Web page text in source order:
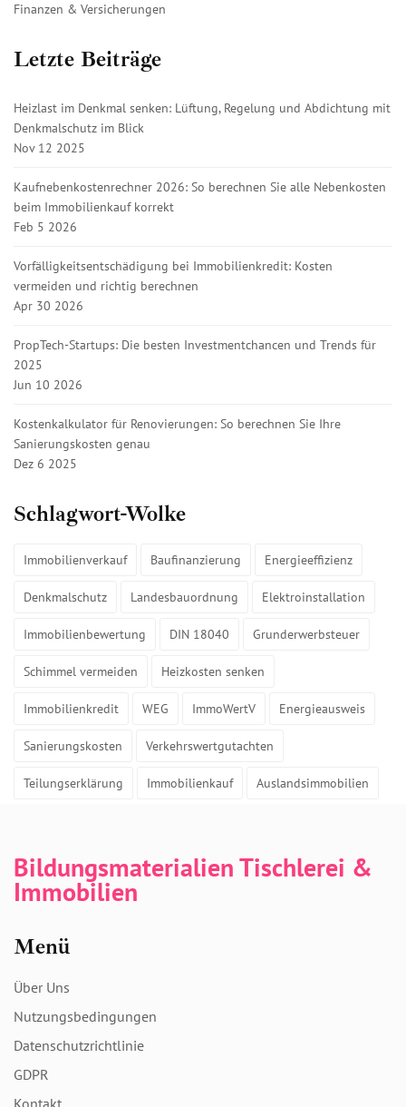
Finanzen & Versicherungen
Letzte Beiträge
Heizlast im Denkmal senken: Lüftung, Regelung und Abdichtung mit
Denkmalschutz im Blick
Nov 12 2025
Kaufnebenkostenrechner 2026: So berechnen Sie alle Nebenkosten
beim Immobilienkauf korrekt
Feb 5 2026
Vorfälligkeitsentschädigung bei Immobilienkredit: Kosten
vermeiden und richtig berechnen
Apr 30 2026
PropTech-Startups: Die besten Investmentchancen und Trends für
2025
Jun 10 2026
Kostenkalkulator für Renovierungen: So berechnen Sie Ihre
Sanierungskosten genau
Dez 6 2025
Schlagwort-Wolke
Immobilienverkauf Baufinanzierung Energieeffizienz
Denkmalschutz Landesbauordnung Elektroinstallation
Immobilienbewertung DIN 18040 Grunderwerbsteuer
Schimmel vermeiden Heizkosten senken
Immobilienkredit WEG ImmoWertV Energieausweis
Sanierungskosten Verkehrswertgutachten
Teilungserklärung Immobilienkauf Auslandsimmobilien
Bildungsmaterialien Tischlerei &
Immobilien
Menü
Über Uns
Nutzungsbedingungen
Datenschutzrichtlinie
GDPR